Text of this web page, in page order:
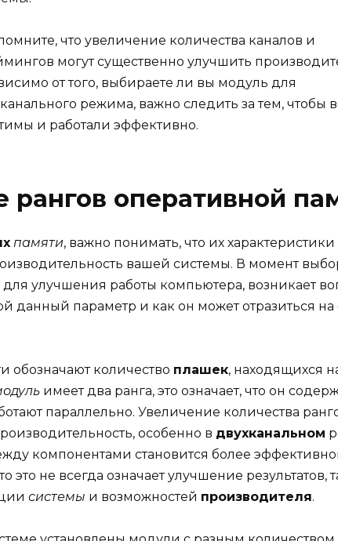
что увеличение количества каналов и
могут существенно улучшить
от того, выбираете ли вы модуль для
режима, важно следить за тем, чтобы
и работали эффективно.
оперативной
памяти, важно понимать, что их характеристики
вашей системы. В момент
улучшения работы компьютера, возникает
данный параметр и как он может отразиться
обозначают количество плашек, находящихся
имеет два ранга, это означает, что он
параллельно. Увеличение количества
особенно в двухканальном
компонентами становится более
не всегда означает улучшение результатов,
системы и возможностей производителя.